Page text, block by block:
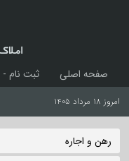
صفحه اصلی ثبت نام -
امروز ۱۸ مرداد ۱۴۰۵